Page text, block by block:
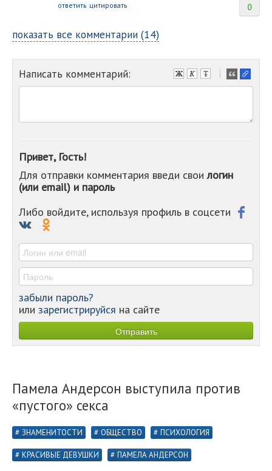
0
ответить цитировать
показать все комментарии (14)
Написать комментарий:
-
-
-
-
-
Привет, Гость!
Для отправки комментария введи своилогин
(или email) и пароль
Либо войдите, используя профиль в соцсети
забыли пароль?
или зарегистрируйся на сайте
Памела Андерсон выступила против
«пустого» секса
ЗНАМЕНИТОСТИ ОБЩЕСТВО ПСИХОЛОГИЯ
КРАСИВЫЕ ДЕВУШКИ ПАМЕЛА АНДЕРСОН